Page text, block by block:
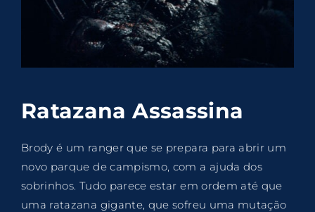
Ratazana Assassina
Brody é um ranger que se prepara para abrir um
novo parque de campismo, com a ajuda dos
sobrinhos. Tudo parece estar em ordem até que
uma ratazana gigante, que sofreu uma mutação
Remember Me
Lost Your Password?
our terms and
conditionsand ourprivacy policy.